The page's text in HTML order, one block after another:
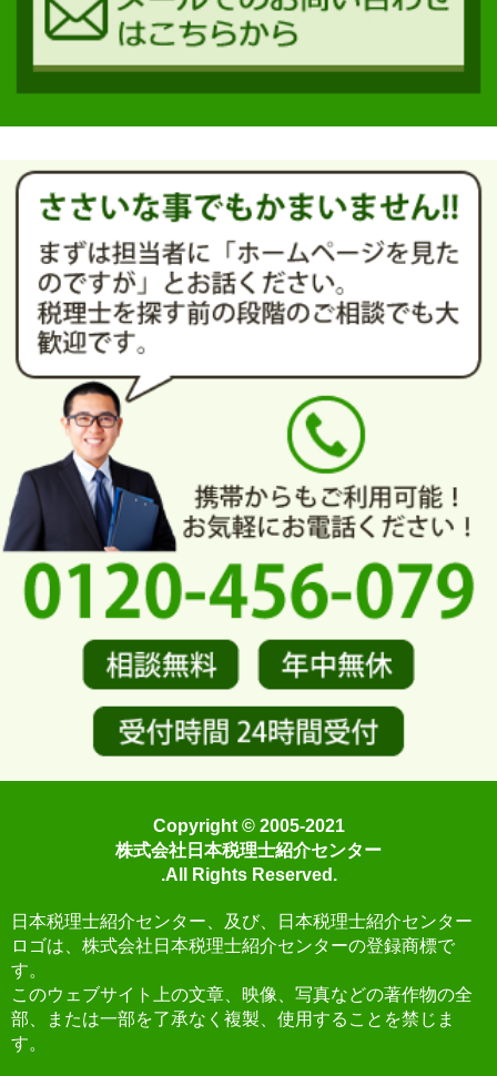
Copyright © 2005-2021
株式会社日本税理士紹介センター
.All Rights Reserved.
日本税理士紹介センター、及び、日本税理士紹介センター
ロゴは、株式会社日本税理士紹介センターの登録商標で
す。
このウェブサイト上の文章、映像、写真などの著作物の全
部、または一部を了承なく複製、使用することを禁じま
す。